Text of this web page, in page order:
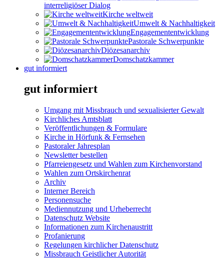
interreligiöser Dialog
Kirche weltweit
Umwelt & Nachhaltigkeit
Engagemententwicklung
Pastorale Schwerpunkte
Diözesanarchiv
Domschatzkammer
gut informiert
gut informiert
Umgang mit Missbrauch und sexualisierter Gewalt
Kirchliches Amtsblatt
Veröffentlichungen & Formulare
Kirche in Hörfunk & Fernsehen
Pastoraler Jahresplan
Newsletter bestellen
Pfarreiengesetz und Wahlen zum Kirchenvorstand
Wahlen zum Ortskirchenrat
Archiv
Interner Bereich
Personensuche
Mediennutzung und Urheberrecht
Datenschutz Website
Informationen zum Kirchenaustritt
Profanierung
Regelungen kirchlicher Datenschutz
Missbrauch Geistlicher Autorität